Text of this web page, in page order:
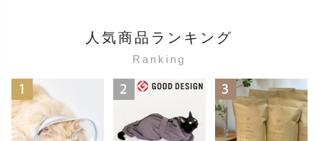
人気商品ランキング
Ranking